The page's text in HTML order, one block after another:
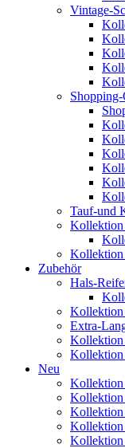
Vintage-
Shopping-
Tauf-und
Kollektion
Kollektion
Zubehör
Hals-
Kollektion
Extra-
Kollektion
Kollektion
Neu
Kollektion
Kollektion
Kollektion
Kollektion